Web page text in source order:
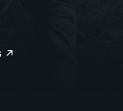
↗